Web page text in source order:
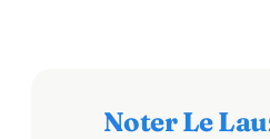
Noter Le